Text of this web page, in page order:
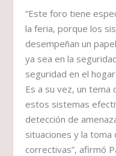
“Este foro tiene
la feria, porque los
desempeñan un
ya sea en la
seguridad en el
Es a su vez, un
estos sistemas
detección de
situaciones y la
correctivas”, afirmó